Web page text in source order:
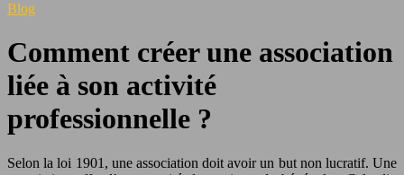
Blog
Comment créer une association
liée à son activité
professionnelle ?
Selon la loi 1901, une association doit avoir un but non lucratif. Une